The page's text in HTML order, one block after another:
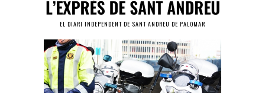
EL DIARI INDEPENDENT DE SANT ANDREU DE PALOMAR